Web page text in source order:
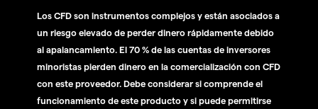
Los CFD son instrumentos complejos y están asociados a
un riesgo elevado de perder dinero rápidamente debido
al apalancamiento. El 70 % de las cuentas de inversores
minoristas pierden dinero en la comercialización con CFD
con este proveedor. Debe considerar si comprende el
funcionamiento de este producto y si puede permitirse